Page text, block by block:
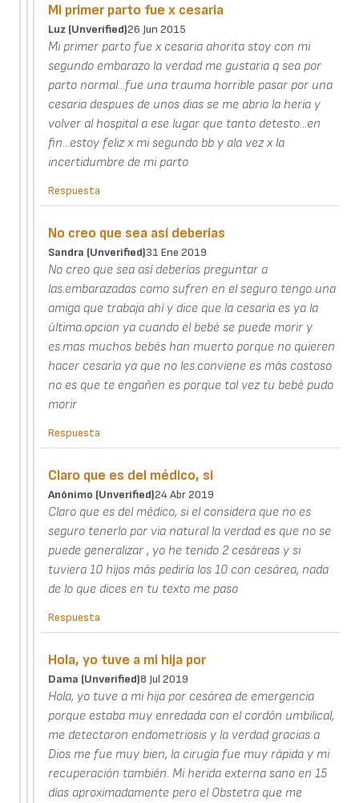
Mi primer parto fue x cesaria
Luz (unverified)26 Jun 2015
Mi primer parto fue x cesaria ahorita stoy con mi
segundo embarazo la verdad me gustaria q sea por
parto normal...fue una trauma horrible pasar por una
cesaria despues de unos dias se me abrio la heria y
volver al hospital a ese lugar que tanto detesto...en
fin...estoy feliz x mi segundo bb y ala vez x la
incertidumbre de mi parto
Respuesta
No creo que sea así deberías
Sandra (unverified)31 Ene 2019
No creo que sea así deberías preguntar a
las.embarazadas como sufren en el seguro tengo una
amiga que trabaja ahí y dice que la cesaría es ya la
última.opcion ya cuando el bebé se puede morir y
es.mas muchos bebés han muerto porque no quieren
hacer cesaría ya que no les.conviene es más costoso
no es que te engañen es porque tal vez tu bebé pudo
morir
Respuesta
Claro que es del médico, si
Anónimo (unverified)24 Abr 2019
Claro que es del médico, si el considera que no es
seguro tenerlo por via natural la verdad es que no se
puede generalizar , yo he tenido 2 cesáreas y si
tuviera 10 hijos más pediría los 10 con cesárea, nada
de lo que dices en tu texto me paso
Respuesta
Hola, yo tuve a mi hija por
Dama (unverified)8 Jul 2019
Hola, yo tuve a mi hija por cesárea de emergencia
porque estaba muy enredada con el cordón umbilical,
me detectaron endometriosis y la verdad gracias a
Dios me fue muy bien, la cirugía fue muy rápida y mi
recuperación también. Mi herida externa sano en 15
días aproximadamente pero el Obstetra que me